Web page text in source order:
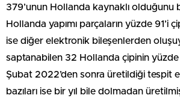
379’unun Hollanda kaynaklı olduğunu
Hollanda yapımı parçaların yüzde 91’i
ise diğer elektronik bileşenlerden
saptanabilen 32 Hollanda çipinin yüzde
Şubat 2022’den sonra üretildiği tespit
bazıları ise bir yıl bile dolmadan